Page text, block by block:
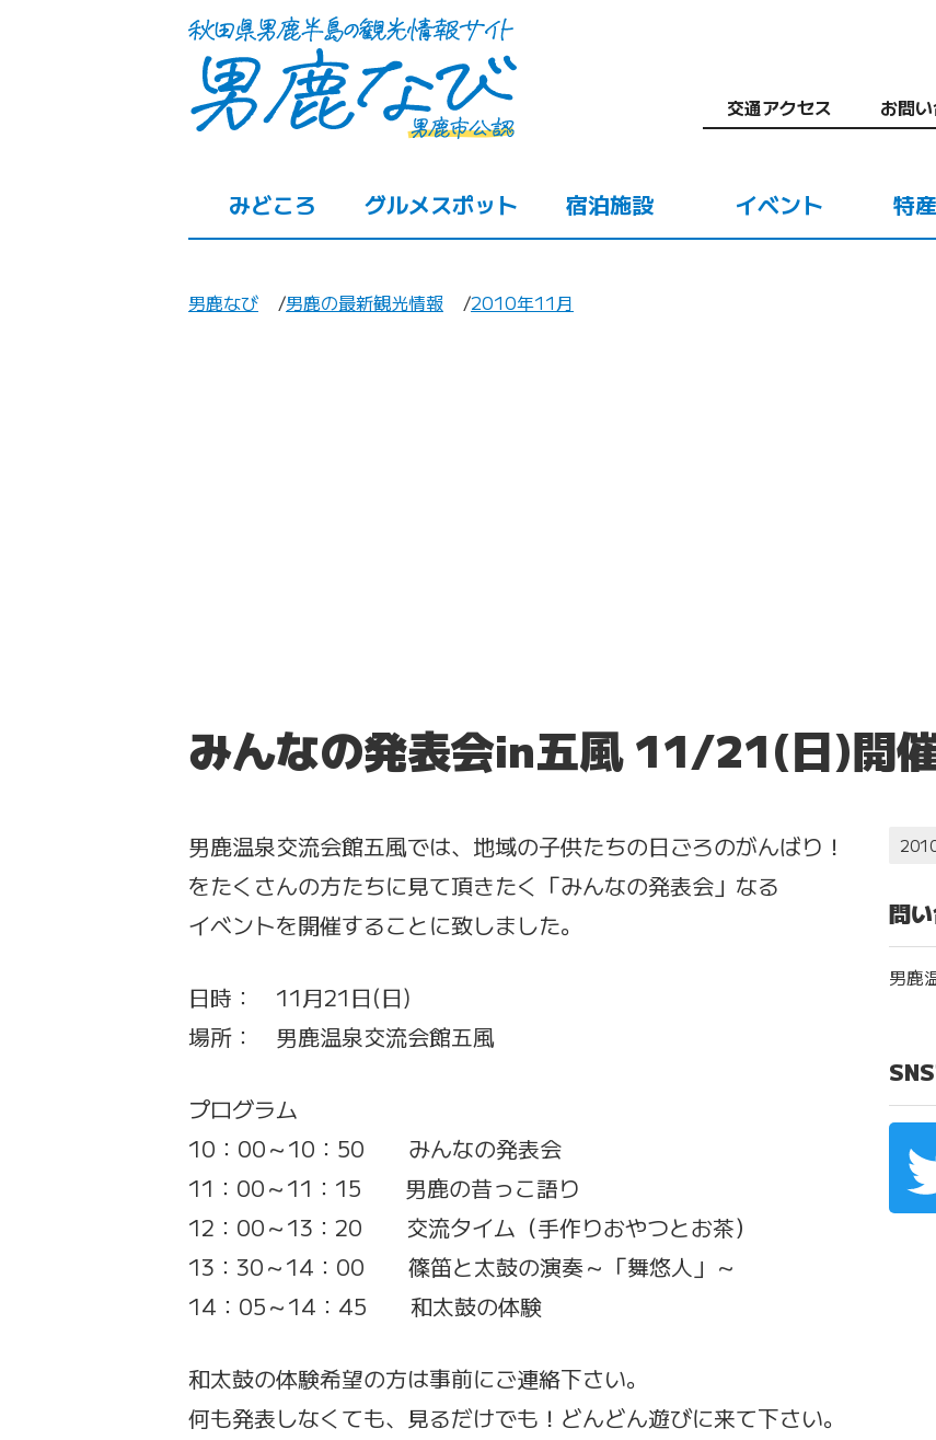
交通アクセス お問
みどころ グルメスポット 宿泊施設 イベント 特
男鹿なび 男鹿の最新観光情報 2010年11月
みんなの発表会in五風 11/21(日)開催
男鹿温泉交流会館五風では、地域の子供たちの日ごろのがんばり！
をたくさんの方たちに見て頂きたく「みんなの発表会」なる
イベントを開催することに致しました。
日時： 11月21日(日)
場所： 男鹿温泉交流会館五風
プログラム
10：00～10：50 みんなの発表会
11：00～11：15 男鹿の昔っこ語り
12：00～13：20 交流タイム（手作りおやつとお茶）
13：30～14：00 篠笛と太鼓の演奏～「舞悠人」～
14：05～14：45 和太鼓の体験
和太鼓の体験希望の方は事前にご連絡下さい。
何も発表しなくても、見るだけでも！どんどん遊びに来て下さい。
問
男鹿